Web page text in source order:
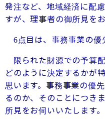
発注など、地域経済に配
すが、理事者の御所見を
6点目は、事務事業の優
限られた財源での予算
どのように決定するかが
思います。事務事業の優
るのか、そのことにつき
所見をお伺いいたします。